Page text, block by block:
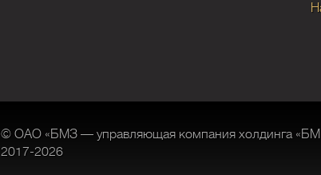
© ОАО «БМЗ — управляющая компания холдинга
2017-2026